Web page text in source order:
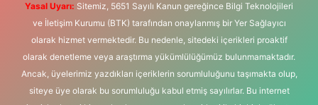
Yasal Uyarı: Sitemiz, 5651 Sayılı Kanun gereğince Bilgi Teknolojileri
ve İletişim Kurumu (BTK) tarafından onaylanmış bir Yer Sağlayıcı
olarak hizmet vermektedir. Bu nedenle, sitedeki içerikleri proaktif
olarak denetleme veya araştırma yükümlülüğümüz bulunmamaktadır.
Ancak, üyelerimiz yazdıkları içeriklerin sorumluluğunu taşımakta olup,
siteye üye olarak bu sorumluluğu kabul etmiş sayılırlar. Bu internet